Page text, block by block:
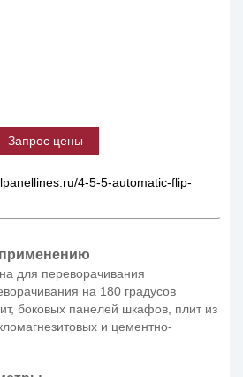
Запрос цены
4-5-5-automatic-flip-
для переворачивания
на 180 градусов
боковых панелей шкафов, плит из
и цементно-